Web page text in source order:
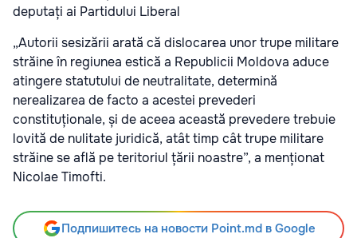
deputați ai Partidului Liberal
„Autorii sesizării arată că dislocarea unor trupe militare
străine în regiunea estică a Republicii Moldova aduce
atingere statutului de neutralitate, determină
nerealizarea de facto a acestei prevederi
constituționale, și de aceea această prevedere trebuie
lovită de nulitate juridică, atât timp cât trupe militare
străine se află pe teritoriul țării noastre”, a menționat
Nicolae Timofti.
Подпишитесь на новости Point.md в Google